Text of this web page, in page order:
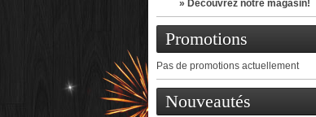
» Découvrez notre magasin!
Promotions
Pas de promotions actuellement
Nouveautés